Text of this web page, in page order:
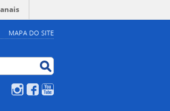
MAPA DO SITE
InstagramFacebook